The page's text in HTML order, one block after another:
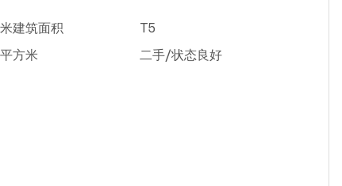
建筑面积
T5
方米 二手/状态良好